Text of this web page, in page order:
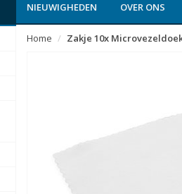
NIEUWIGHEDEN OVER ONS
Home Zakje 10x